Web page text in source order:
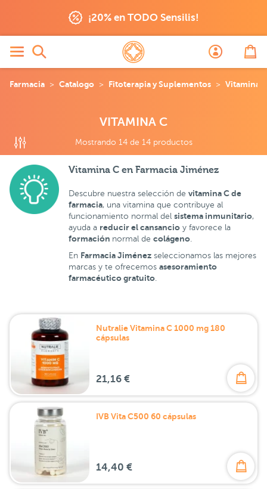
¡20% en TODO Sensilis!
Farmacia Catalogo Fitoterapia y Suplementos Vitaminas
VITAMINA C
Mostrando 14 de 14 productos
Vitamina C en Farmacia Jiménez
Descubre nuestra selección devitamina C de
farmacia, una vitamina que contribuye al
funcionamiento normal delsistema inmunitario,
ayuda a reducir el cansancio y favorece la
formación normal decolágeno
En Farmacia Jiménez seleccionamos las mejores
marcas y te ofrecemosasesoramiento
farmacéutico gratuito.
Nutralie Vitamina C 1000 mg 180
cápsulas
21,16 €
IVB Vita C500 60 cápsulas
14,40 €